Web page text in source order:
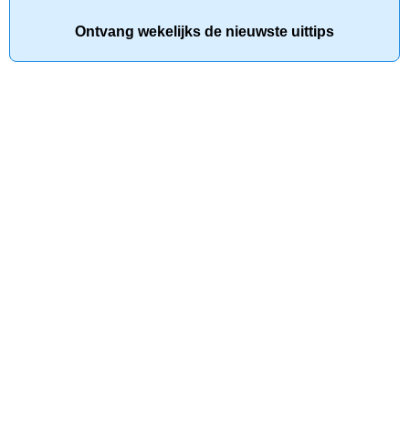
Ontvang wekelijks de nieuwste uittips